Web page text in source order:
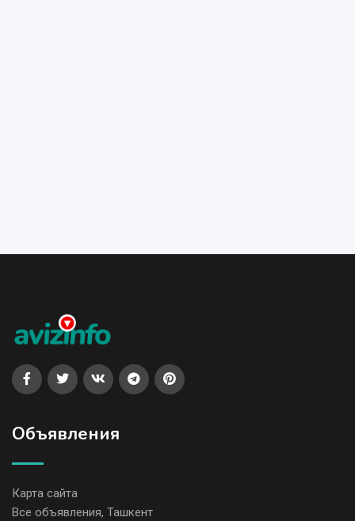
Объявления
Карта сайта
Все объявления, Ташкент